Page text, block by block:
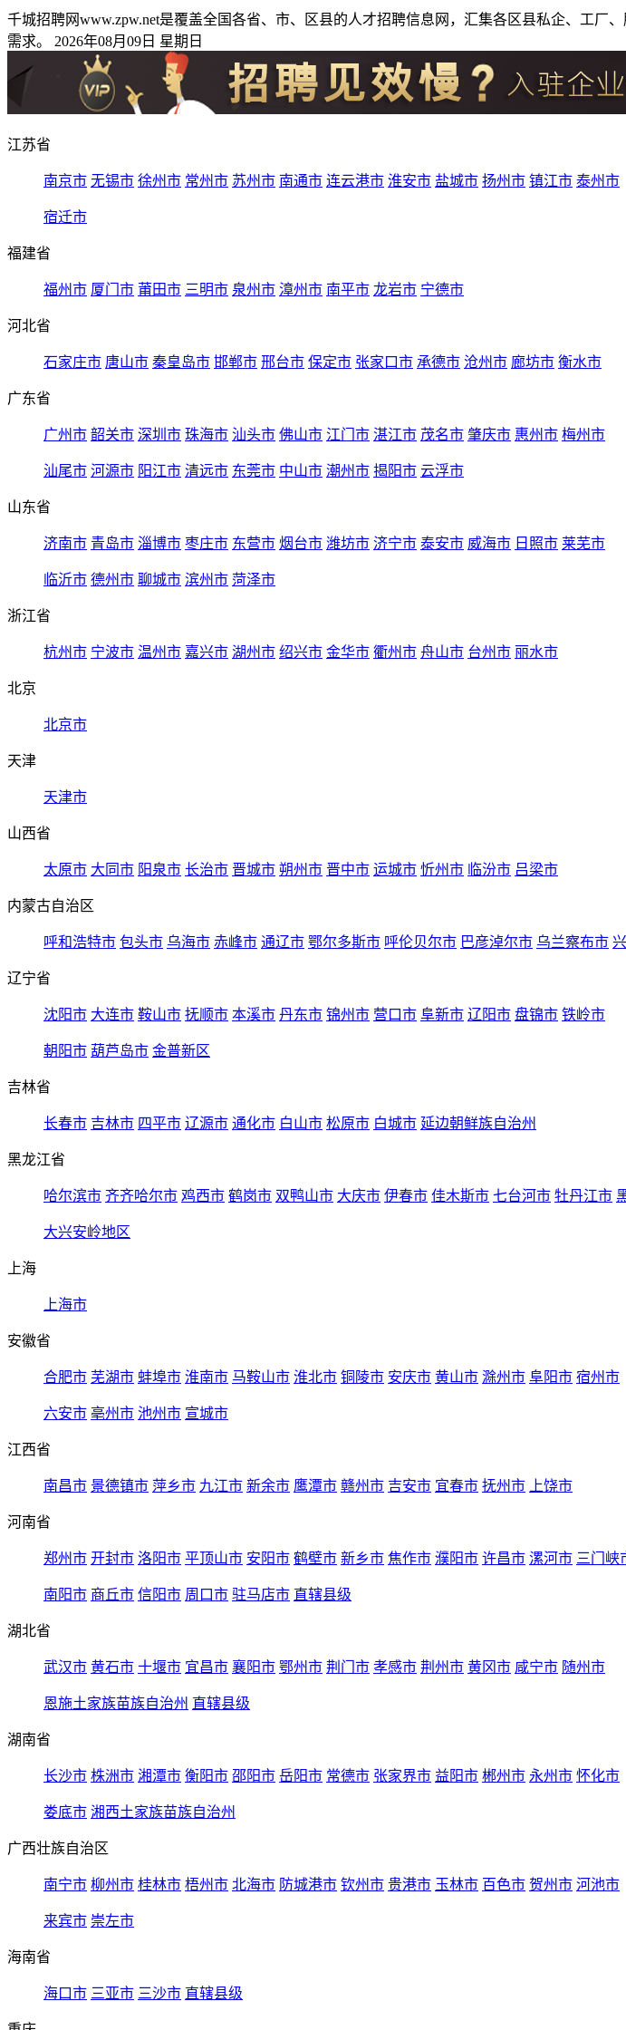
千城招聘网www.zpw.net是覆盖全国各省、市、区县的人才招聘信息网，汇集各区县私企、工
需求。 2026年08月09日 星期日
江苏省
南京市 无锡市 徐州市 常州市 苏州市 南通市 连云港市 淮安市 盐城市 扬州市 镇江市 泰州市
宿迁市
福建省
福州市 厦门市 莆田市 三明市 泉州市 漳州市 南平市 龙岩市 宁德市
河北省
石家庄市 唐山市 秦皇岛市 邯郸市 邢台市 保定市 张家口市 承德市 沧州市 廊坊市 衡水市
广东省
广州市 韶关市 深圳市 珠海市 汕头市 佛山市 江门市 湛江市 茂名市 肇庆市 惠州市 梅州市
汕尾市 河源市 阳江市 清远市 东莞市 中山市 潮州市 揭阳市 云浮市
山东省
济南市 青岛市 淄博市 枣庄市 东营市 烟台市 潍坊市 济宁市 泰安市 威海市 日照市 莱芜市
临沂市 德州市 聊城市 滨州市 菏泽市
浙江省
杭州市 宁波市 温州市 嘉兴市 湖州市 绍兴市 金华市 衢州市 舟山市 台州市 丽水市
北京
北京市
天津
天津市
山西省
太原市 大同市 阳泉市 长治市 晋城市 朔州市 晋中市 运城市 忻州市 临汾市 吕梁市
内蒙古自治区
呼和浩特市 包头市 乌海市 赤峰市 通辽市 鄂尔多斯市 呼伦贝尔市 巴彦淖尔市 乌兰察布市
辽宁省
沈阳市 大连市 鞍山市 抚顺市 本溪市 丹东市 锦州市 营口市 阜新市 辽阳市 盘锦市 铁岭市
朝阳市 葫芦岛市 金普新区
吉林省
长春市 吉林市 四平市 辽源市 通化市 白山市 松原市 白城市 延边朝鲜族自治州
黑龙江省
哈尔滨市 齐齐哈尔市 鸡西市 鹤岗市 双鸭山市 大庆市 伊春市 佳木斯市 七台河市 牡丹江市
大兴安岭地区
上海
上海市
安徽省
合肥市 芜湖市 蚌埠市 淮南市 马鞍山市 淮北市 铜陵市 安庆市 黄山市 滁州市 阜阳市 宿州市
六安市 亳州市 池州市 宣城市
江西省
南昌市 景德镇市 萍乡市 九江市 新余市 鹰潭市 赣州市 吉安市 宜春市 抚州市 上饶市
河南省
郑州市 开封市 洛阳市 平顶山市 安阳市 鹤壁市 新乡市 焦作市 濮阳市 许昌市 漯河市 三门峡
南阳市 商丘市 信阳市 周口市 驻马店市 直辖县级
湖北省
武汉市 黄石市 十堰市 宜昌市 襄阳市 鄂州市 荆门市 孝感市 荆州市 黄冈市 咸宁市 随州市
恩施土家族苗族自治州 直辖县级
湖南省
长沙市 株洲市 湘潭市 衡阳市 邵阳市 岳阳市 常德市 张家界市 益阳市 郴州市 永州市 怀化市
娄底市 湘西土家族苗族自治州
广西壮族自治区
南宁市 柳州市 桂林市 梧州市 北海市 防城港市 钦州市 贵港市 玉林市 百色市 贺州市 河池市
来宾市 崇左市
海南省
海口市 三亚市 三沙市 直辖县级